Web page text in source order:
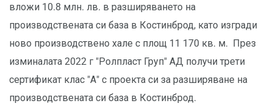
вложи 10.8 млн. лв. в разширяването на
производствената си база в Костинброд, като изгради
ново производствено хале с площ 11 170 кв. м. През
изминалата 2022 г "Ролпласт Груп" АД получи трети
сертификат клас "А" с проекта си за разширяване на
производствената си база в Костинброд.